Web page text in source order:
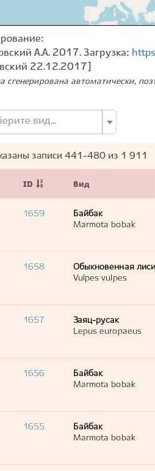
А.А. 2017. Загрузка:
22.12.2017]
сгенерирована автоматически,
вид...
записи 441-480 из 1 911
ID Вид
1659
Байбак
Marmota bobak
1658
Обыкновенная
Vulpes vulpes
1657
Заяц-русак
Lepus europaeus
1656
Байбак
Marmota bobak
1655
Байбак
Marmota bobak